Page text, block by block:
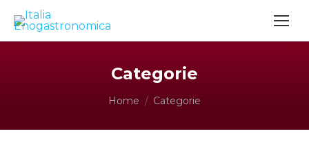
Categorie
Tu sei qui:
Home Categorie